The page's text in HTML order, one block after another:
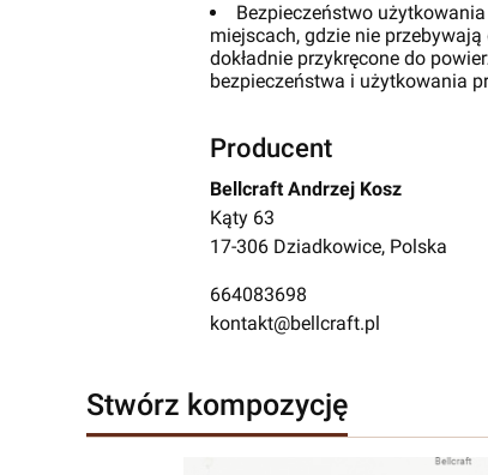
Bezpieczeństwo
miejscach, gdzie nie
dokładnie przykręcone do
bezpieczeństwa i użytkowania
Producent
Bellcraft Andrzej Kosz
Kąty 63
17-306 Dziadkowice, Polska
664083698
kontakt@bellcraft.pl
Stwórz kompozycję